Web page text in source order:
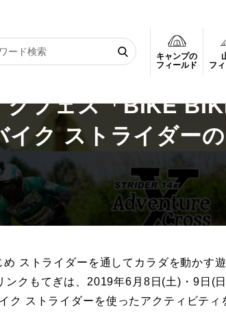
キャンプの
フィールド
フ
BIKE Active Festival」にランニングバイク ストラ
クフェス「BIKE
ク ストライダー
ストライダーを通してカラダを動かす
ンクもてぎは、2019年6月8日(土)・9日(
ク ストライダーを使ったアクティビティ